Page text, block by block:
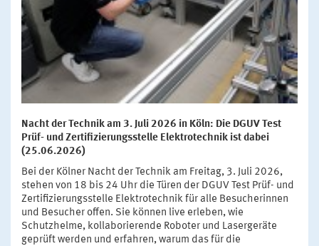
Nacht der Technik am 3. Juli 2026 in Köln: Die DGUV Test
Prüf- und Zertifizierungsstelle Elektrotechnik ist dabei
(25.06.2026)
Bei der Kölner Nacht der Technik am Freitag, 3. Juli 2026,
stehen von 18 bis 24 Uhr die Türen der DGUV Test Prüf- und
Zertifizierungsstelle Elektrotechnik für alle Besucherinnen
und Besucher offen. Sie können live erleben, wie
Schutzhelme, kollaborierende Roboter und Lasergeräte
geprüft werden und erfahren, warum das für die